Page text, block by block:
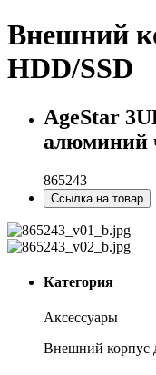
Внешний
HDD/SSD
AgeStar
алюминий
865243
Ссылка на товар
Категория
Аксессуары
Внешний корпус